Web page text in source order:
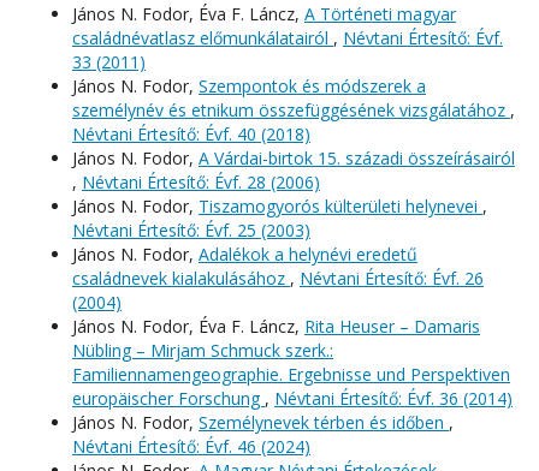
János N. Fodor, Éva F. Láncz, A Történeti magyar
családnévatlasz előmunkálatairól , Névtani Értesítő: Évf.
33 (2011)
János N. Fodor, Szempontok és módszerek a
személynév és etnikum összefüggésének vizsgálatához ,
Névtani Értesítő: Évf. 40 (2018)
János N. Fodor, A Várdai-birtok 15. századi összeírásairól
, Névtani Értesítő: Évf. 28 (2006)
János N. Fodor, Tiszamogyorós külterületi helynevei ,
Névtani Értesítő: Évf. 25 (2003)
János N. Fodor, Adalékok a helynévi eredetű
családnevek kialakulásához , Névtani Értesítő: Évf. 26
(2004)
János N. Fodor, Éva F. Láncz, Rita Heuser – Damaris
Nübling – Mirjam Schmuck szerk.:
Familiennamengeographie. Ergebnisse und Perspektiven
europäischer Forschung , Névtani Értesítő: Évf. 36 (2014)
János N. Fodor, Személynevek térben és időben ,
Névtani Értesítő: Évf. 46 (2024)